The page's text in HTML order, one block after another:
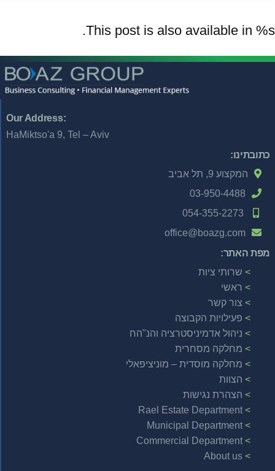
This post is also available in %s.
:Our Address
HaMiktso'a 9, Tel – Aviv
כתובתינו:
המקצוע 9, תל אביב
03-950-4488
054-355-2273
office@boazg.com
מפת האתר:
שרותי ציות
ראשי
צור קשר
פעילויות הקבוצה
ניהול אדמיניסטרציה והנ"הח
מחלקה מסחרית
מחלקה מוסדית – מוניציפאלי
הצוות
הצהרת נגישות
Rael Estate Department
Municipal Department
Commercial Department
About us